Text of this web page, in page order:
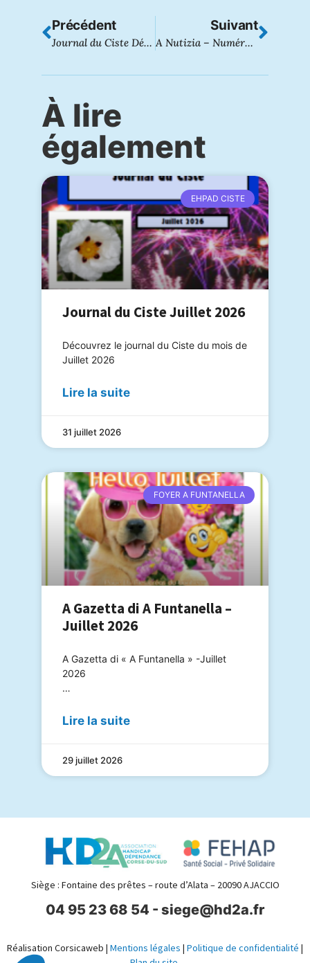
Précédent
Journal du Ciste Décembre 2022
Suivant
A Nutizia – Numéro 47
À lire
également
EHPAD CISTE
Journal du Ciste Juillet 2026
Découvrez le journal du Ciste du mois de
Juillet 2026
Lire la suite
31 juillet 2026
FOYER A FUNTANELLA
A Gazetta di A Funtanella –
Juillet 2026
A Gazetta di « A Funtanella » -Juillet
2026
…
Lire la suite
29 juillet 2026
Siège : Fontaine des prêtes – route d’Alata – 20090 AJACCIO
04 95 23 68 54 - siege@hd2a.fr
Réalisation Corsicaweb | Mentions légales | Politique de confidentialité |